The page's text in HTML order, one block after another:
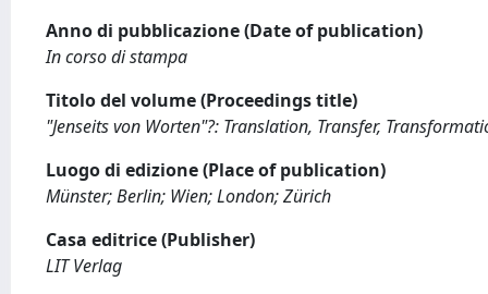
Anno di pubblicazione (Date of publication)
In corso di stampa
Titolo del volume (Proceedings title)
"Jenseits von Worten"?: Translation, Transfer,
Luogo di edizione (Place of publication)
Münster; Berlin; Wien; London; Zürich
Casa editrice (Publisher)
LIT Verlag